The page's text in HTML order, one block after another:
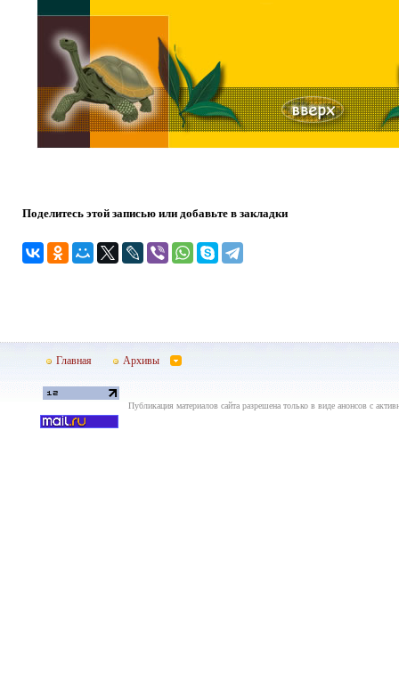
Поделитесь этой записью или добавьте в закладки
Главная Архивы
Публикация материалов сайта разрешена только в виде анонсов с